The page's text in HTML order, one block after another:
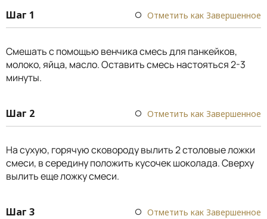
Шаг 1 Отметить как Завершенное
Смешать с помощью венчика смесь для панкейков,
молоко, яйца, масло. Оставить смесь настояться 2-3
минуты.
Шаг 2 Отметить как Завершенное
На сухую, горячую сковороду вылить 2 столовые ложки
смеси, в середину положить кусочек шоколада. Сверху
вылить еще ложку смеси.
Шаг 3 Отметить как Завершенное